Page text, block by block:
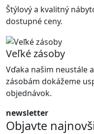
Štýlový a kvalitný
dostupné ceny.
Veľké zásoby
Vďaka našim neustále
zásobám dokážeme
objednávok.
newsletter
Objavte